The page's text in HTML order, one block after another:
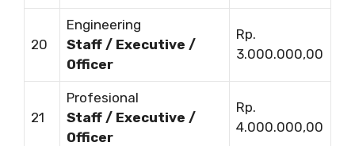
20
Engineering
Staff / Executive /
Officer
Rp.
3.000.000,00
21
Profesional
Staff / Executive /
Officer
Rp.
4.000.000,00